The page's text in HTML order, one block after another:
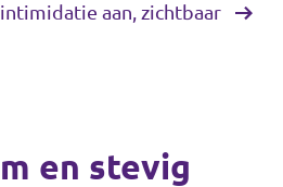
aan, zichtbaar
en stevig